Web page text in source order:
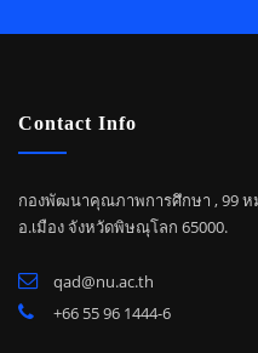
Contact Info
กองพัฒนาคุณภาพการศึกษา , 99 ห
อ.เมือง จังหวัดพิษณุโลก 65000.
qad@nu.ac.th
+66 55 96 1444-6